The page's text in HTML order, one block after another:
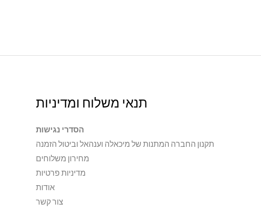
תנאי משלוח ומדיניות
הסדרי נגישות
תקנון החברה המתנות של מיכאלה וענהאל וביטול הזמנה
מחירון משלוחים
מדיניות פרטיות
אודות
צור קשר